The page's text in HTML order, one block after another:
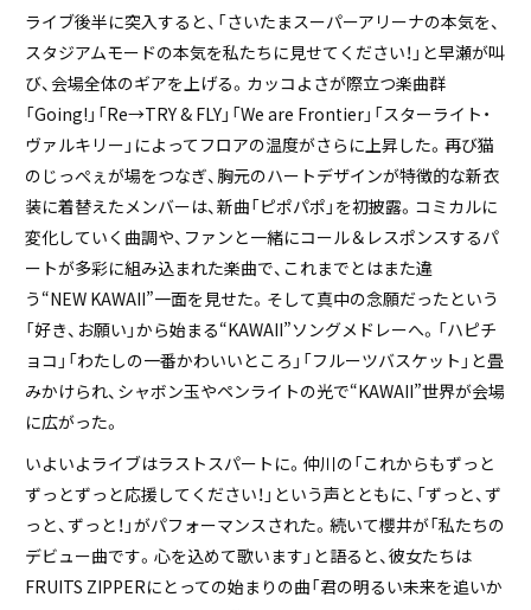
ライブ後半に突入すると、「さいたまスーパーアリーナの本気を、
スタジアムモードの本気を私たちに見せてください！」と早瀬が叫
び、会場全体のギアを上げる。カッコよさが際立つ楽曲群
「Going!」「Re→TRY & FLY」「We are Frontier」「スターライト・
ヴァルキリー」によってフロアの温度がさらに上昇した。再び猫
のじっぺぇが場をつなぎ、胸元のハートデザインが特徴的な新衣
装に着替えたメンバーは、新曲「ピポパポ」を初披露。コミカルに
変化していく曲調や、ファンと一緒にコール＆レスポンスするパ
ートが多彩に組み込まれた楽曲で、これまでとはまた違
う“NEW KAWAII”一面を見せた。そして真中の念願だったという
「好き、お願い」から始まる“KAWAII”ソングメドレーへ。「ハピチ
ョコ」「わたしの一番かわいいところ」「フルーツバスケット」と畳
みかけられ、シャボン玉やペンライトの光で“KAWAII”世界が会場
に広がった。
いよいよライブはラストスパートに。仲川の「これからもずっと
ずっとずっと応援してください！」という声とともに、「ずっと、ず
っと、ずっと！」がパフォーマンスされた。続いて櫻井が「私たちの
デビュー曲です。心を込めて歌います」と語ると、彼女たちは
FRUITS ZIPPERにとっての始まりの曲「君の明るい未来を追いか